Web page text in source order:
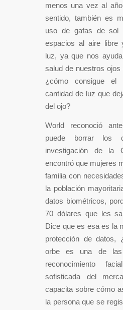
menos una vez al
sentido, también es
uso de gafas de sol
espacios al aire libre
luz, ya que nos
salud de nuestros ojos
¿cómo consigue el
cantidad de luz que
del ojo?
World reconoció
puede borrar los
investigación de la
encontró que mujeres
familia con
la población
datos biométricos,
70 dólares que les
Dice que es esa es la
protección de datos,
orbe es una de las
reconocimiento
sofisticada del
capacita sobre cómo
la persona que se